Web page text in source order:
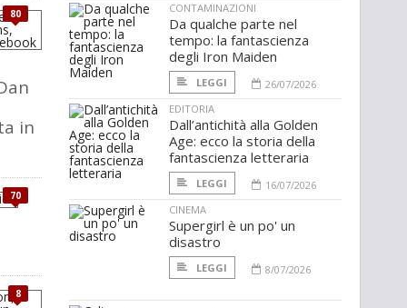
80
in
70
8
CONTAMINAZIONI
Da qualche parte nel
tempo: la fantascienza
degli Iron Maiden
LEGGI
26/07/2026
EDITORIA
Dall’antichità alla Golden
Age: ecco la storia della
fantascienza letteraria
LEGGI
16/07/2026
CINEMA
Supergirl è un po' un
disastro
LEGGI 8/07/2026